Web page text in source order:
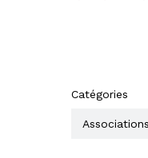
Catégories